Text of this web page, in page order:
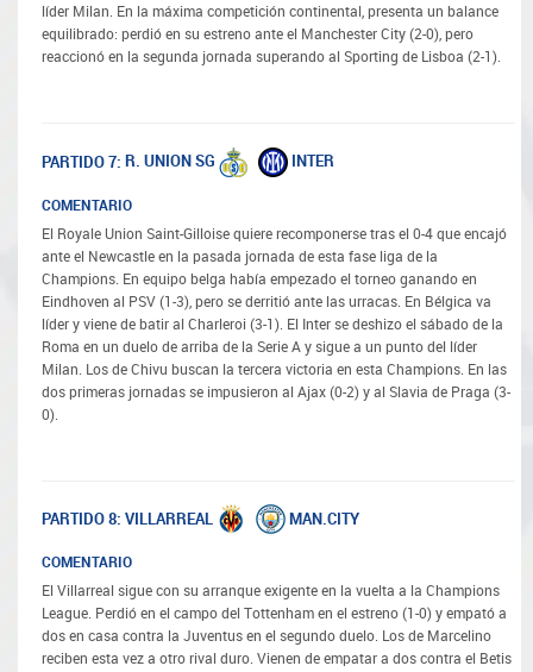
líder Milan. En la máxima competición continental, presenta un balance
equilibrado: perdió en su estreno ante el Manchester City (2-0), pero
reaccionó en la segunda jornada superando al Sporting de Lisboa (2-1).
PARTIDO 7: R. UNION SG INTER
COMENTARIO
El Royale Union Saint-Gilloise quiere recomponerse tras el 0-4 que encajó
ante el Newcastle en la pasada jornada de esta fase liga de la
Champions. En equipo belga había empezado el torneo ganando en
Eindhoven al PSV (1-3), pero se derritió ante las urracas. En Bélgica va
líder y viene de batir al Charleroi (3-1). El Inter se deshizo el sábado de la
Roma en un duelo de arriba de la Serie A y sigue a un punto del líder
Milan. Los de Chivu buscan la tercera victoria en esta Champions. En las
dos primeras jornadas se impusieron al Ajax (0-2) y al Slavia de Praga (3-
0).
PARTIDO 8: VILLARREAL MAN.CITY
COMENTARIO
El Villarreal sigue con su arranque exigente en la vuelta a la Champions
League. Perdió en el campo del Tottenham en el estreno (1-0) y empató a
dos en casa contra la Juventus en el segundo duelo. Los de Marcelino
reciben esta vez a otro rival duro. Vienen de empatar a dos contra el Betis